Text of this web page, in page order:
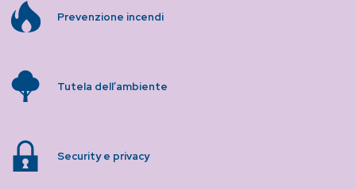
Prevenzione incendi
Tutela dell’ambiente
Security e privacy